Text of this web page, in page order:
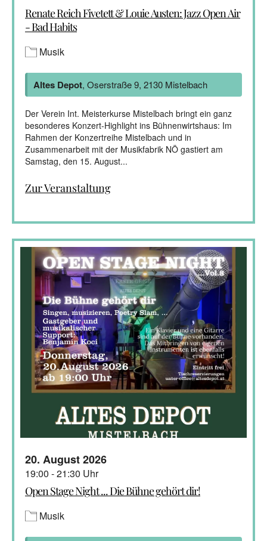
Renate Reich Fivetett & Louie Austen: Jazz Open Air
- Bad Habits
Musik
Altes Depot, Oserstraße 9, 2130 Mistelbach
Der Verein Int. Meisterkurse Mistelbach bringt ein ganz
besonderes Konzert-Highlight ins Bühnenwirtshaus: Im
Rahmen der Konzertreihe Mistelbach und in
Zusammenarbeit mit der Musikfabrik NÖ gastiert am
Samstag, den 15. August...
Zur Veranstaltung
20. August 2026
19:00 - 21:30 Uhr
Open Stage Night ... Die Bühne gehört dir!
Musik